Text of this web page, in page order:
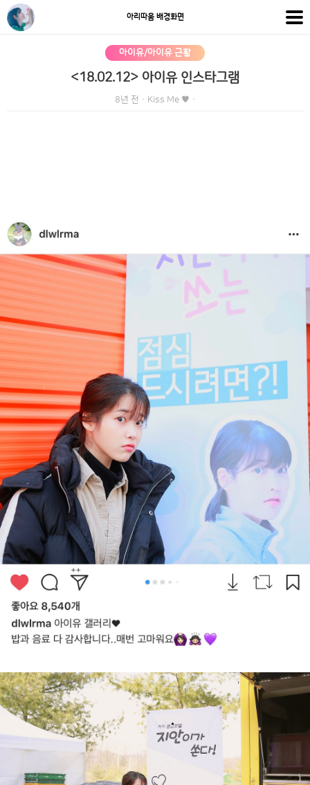
아리따움 배경화면
아이유/아이유 근황
<18.02.12> 아이유 인스타그램
8년 전 · Kiss Me ♥ ·